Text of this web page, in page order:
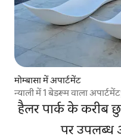
मोम्बासा में अपार्टमेंट
न्याली में 1 बेडरूम वाला
हैलर पार्क के करीब
पर उपलब्ध